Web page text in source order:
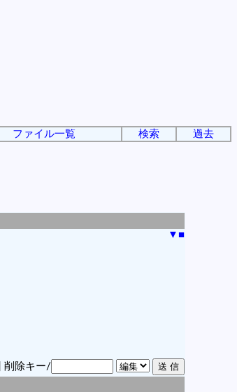
ファイル一覧 検索 過去
▼ ■
削除キー/